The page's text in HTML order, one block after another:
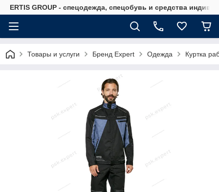
ERTIS GROUP - спецодежда, спецобувь и средства
Товары и услуги Бренд Expert Одежда Куртка